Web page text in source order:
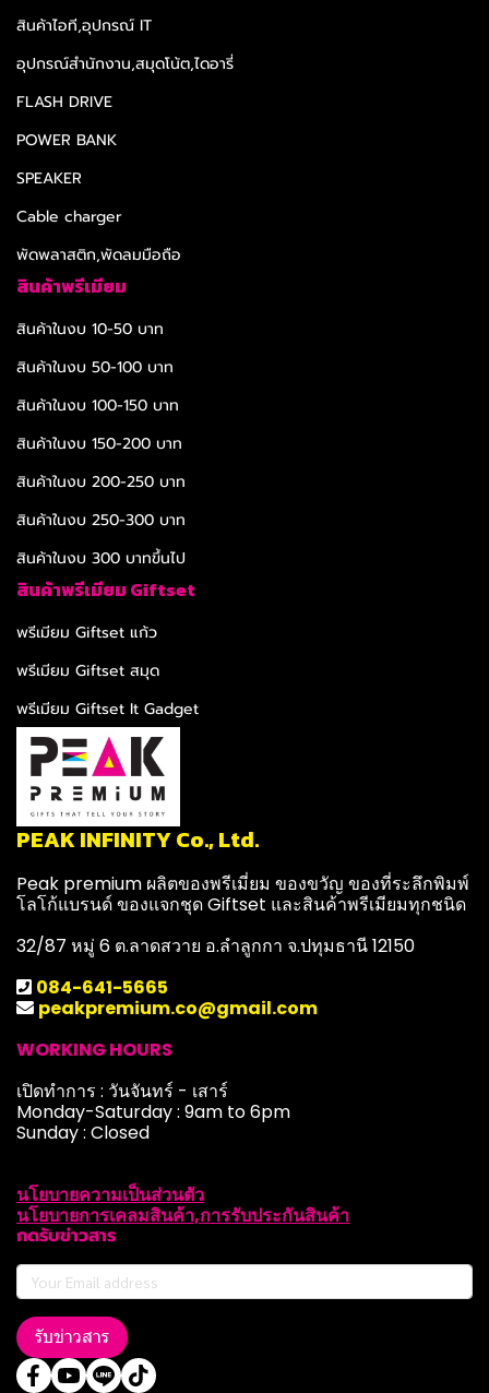
สินค้าไอที,อุปกรณ์ IT
อุปกรณ์สำนักงาน,สมุดโน้ต,ไดอารี่
FLASH DRIVE
POWER BANK
SPEAKER
Cable charger
พัดพลาสติก,พัดลมมือถือ
สินค้าพรีเมียม
สินค้าในงบ 10-50 บาท
สินค้าในงบ 50-100 บาท
สินค้าในงบ 100-150 บาท
สินค้าในงบ 150-200 บาท
สินค้าในงบ 200-250 บาท
สินค้าในงบ 250-300 บาท
สินค้าในงบ 300 บาทขึ้นไป
สินค้าพรีเมียม Giftset
พรีเมียม Giftset แก้ว
พรีเมียม Giftset สมุด
พรีเมียม Giftset It Gadget
PEAK INFINITY Co., Ltd.
Peak premium ผลิตของพรีเมี่ยม ของขวัญ ของที่ระลึกพิมพ์
โลโก้แบรนด์ ของแจกชุด Giftset และสินค้าพรีเมียมทุกชนิด
32/87 หมู่ 6 ต.ลาดสวาย อ.ลำลูกกา จ.ปทุมธานี 12150
084-641-5665
peakpremium.co@gmail.com
WORKING HOURS
เปิดทำการ : วันจันทร์ - เสาร์
Monday-Saturday : 9am to 6pm
Sunday : Closed
นโยบายความเป็นส่วนตัว
นโยบายการเคลมสินค้า,การรับประกันสินค้า
กดรับข่าวสาร
รับข่าวสาร